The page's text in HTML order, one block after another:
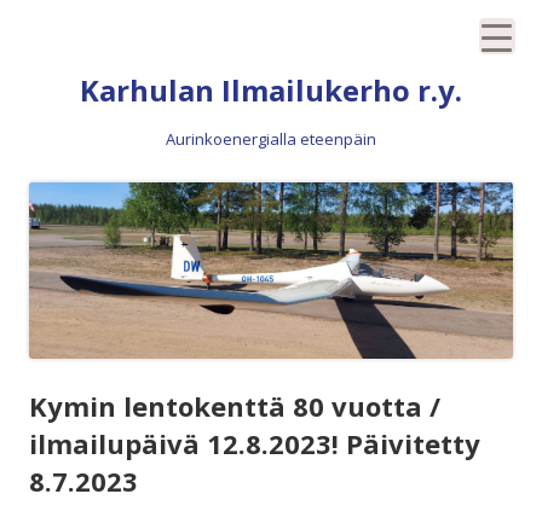
Karhulan Ilmailukerho r.y.
Aurinkoenergialla eteenpäin
Kymin lentokenttä 80 vuotta /
ilmailupäivä 12.8.2023! Päivitetty
8.7.2023